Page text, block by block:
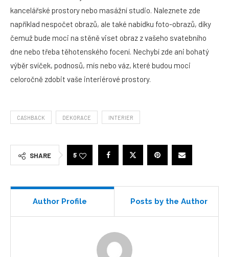
kancelářské prostory nebo masážní studio. Naleznete zde
například nespočet obrazů, ale také nabídku foto-obrazů, díky
čemuž bude moci na stěně viset obraz z vašeho svatebního
dne nebo třeba těhotenského focení. Nechybí zde ani bohatý
výběr svíček, podnosů, mís nebo váz, které budou moci
celoročně zdobit vaše interiérové prostory.
CASHBACK DEKORACE INTERIER
SHARE 5
Author Profile Posts by the Author